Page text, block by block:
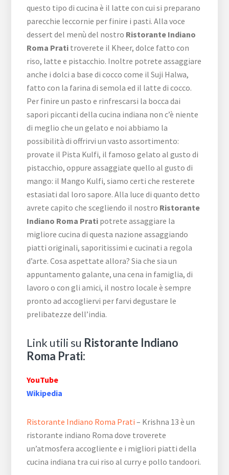
questo tipo di cucina è il latte con cui si preparano
parecchie leccornie per finire i pasti. Alla voce
dessert del menù del nostro Ristorante Indiano
Roma Prati troverete il Kheer, dolce fatto con
riso, latte e pistacchio. Inoltre potrete assaggiare
anche i dolci a base di cocco come il Suji Halwa,
fatto con la farina di semola ed il latte di cocco.
Per finire un pasto e rinfrescarsi la bocca dai
sapori piccanti della cucina indiana non c’è niente
di meglio che un gelato e noi abbiamo la
possibilità di offrirvi un vasto assortimento:
provate il Pista Kulfi, il famoso gelato al gusto di
pistacchio, oppure assaggiate quello al gusto di
mango: il Mango Kulfi, siamo certi che resterete
estasiati dal loro sapore. Alla luce di quanto detto
avrete capito che scegliendo il nostro Ristorante
Indiano Roma Prati potrete assaggiare la
migliore cucina di questa nazione assaggiando
piatti originali, saporitissimi e cucinati a regola
d’arte. Cosa aspettate allora? Sia che sia un
appuntamento galante, una cena in famiglia, di
lavoro o con gli amici, il nostro locale è sempre
pronto ad accogliervi per farvi degustare le
prelibatezze dell’india.
Link utili su Ristorante Indiano
Roma Prati:
YouTube
Wikipedia
Ristorante Indiano Roma Prati – Krishna 13 è un
ristorante indiano Roma dove troverete
un’atmosfera accogliente e i migliori piatti della
cucina indiana tra cui riso al curry e pollo tandoori.